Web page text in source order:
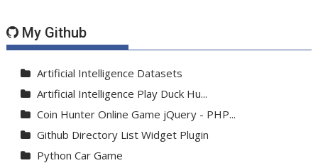
My Github
Artificial Intelligence Datasets
Artificial Intelligence Play Duck Hu...
Coin Hunter Online Game jQuery - PHP...
Github Directory List Widget Plugin
Python Car Game